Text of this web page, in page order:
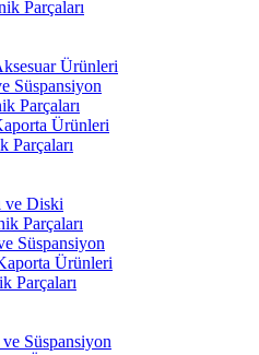
Parçaları
Ürünleri
Süspansiyon
Parçaları
Ürünleri
Parçaları
ve Diski
Parçaları
Süspansiyon
Ürünleri
Parçaları
Süspansiyon